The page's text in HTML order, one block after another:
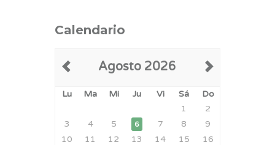
Calendario
Agosto 2026
Lu Ma Mi Ju Vi Sá
Do
1
2
3
4 5 6 7 8
9
10
11 12 13 14 15
16